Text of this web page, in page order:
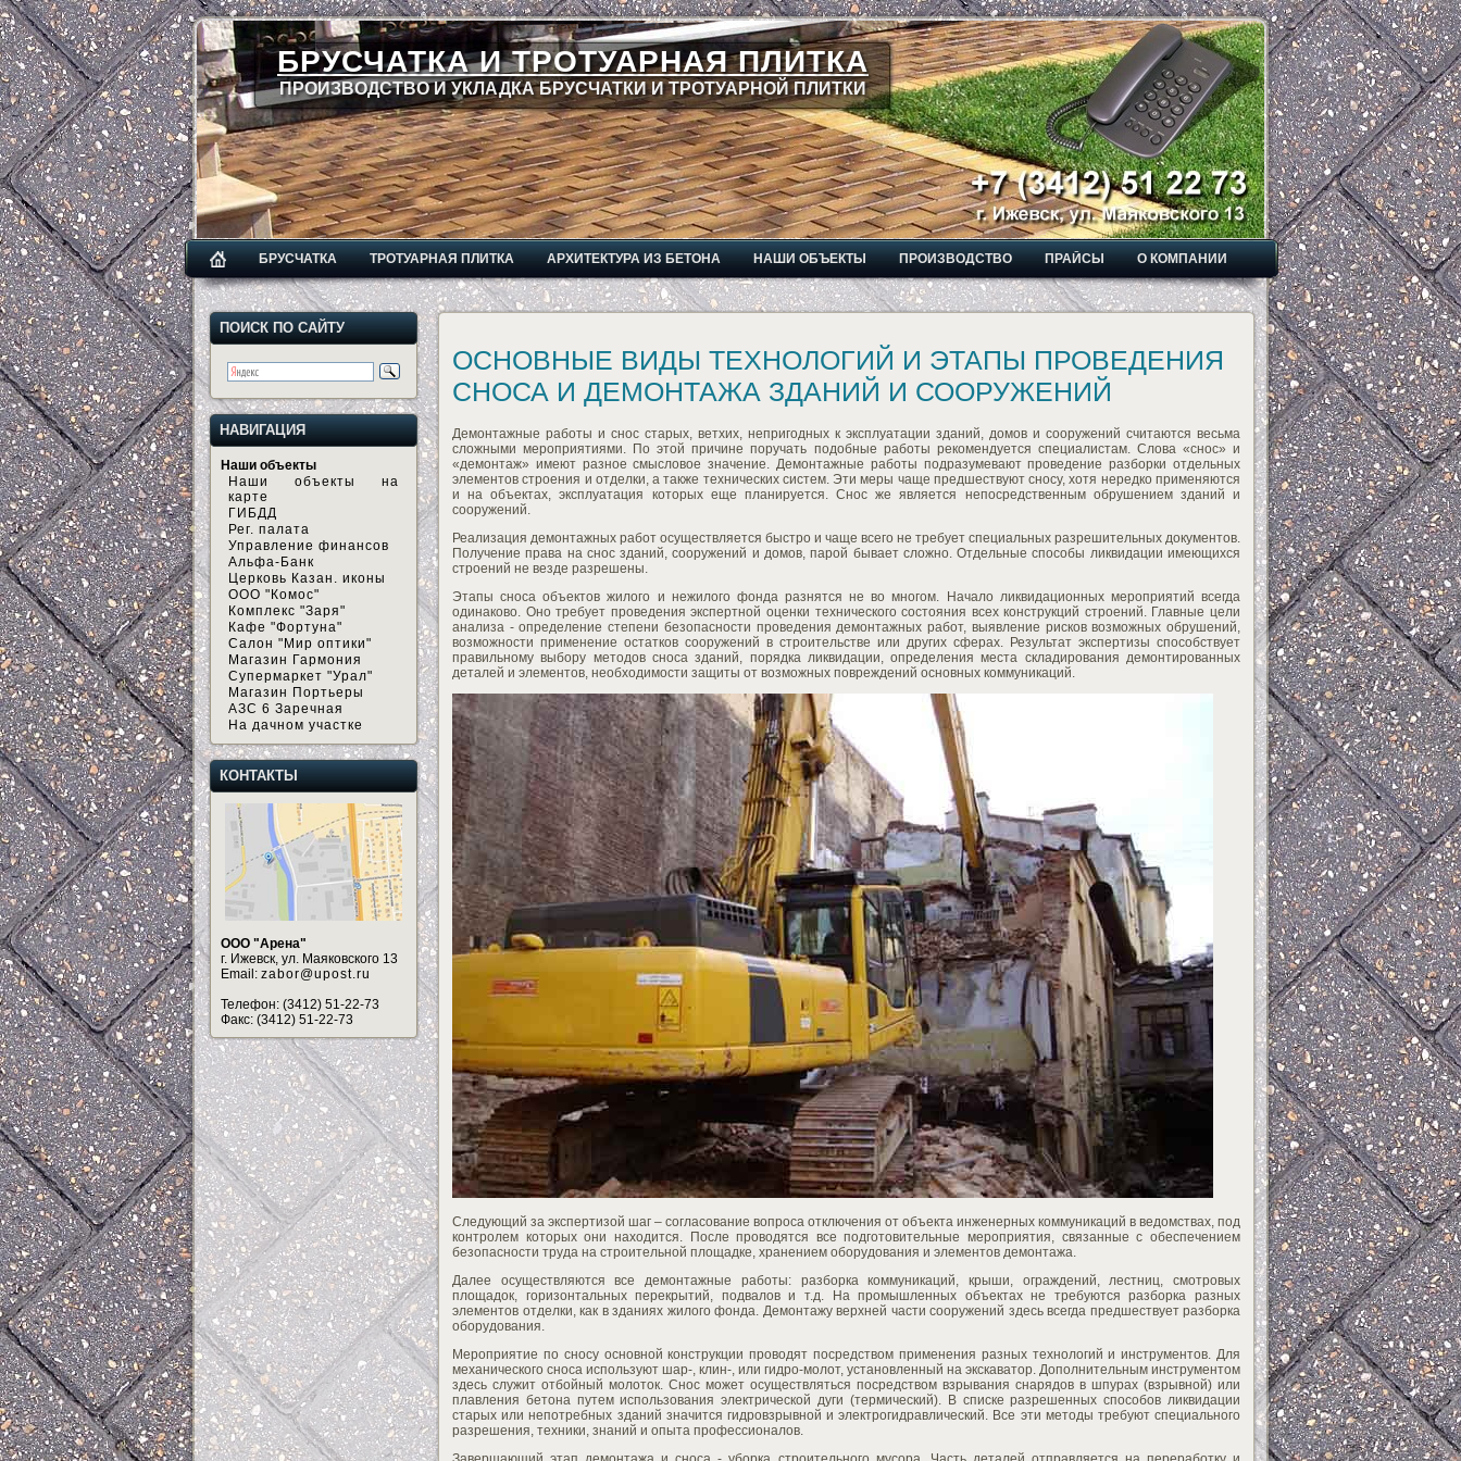
БРУСЧАТКА И ТРОТУАРНАЯ ПЛИТКА
ПРОИЗВОДСТВО И УКЛАДКА БРУСЧАТКИ И ТРОТУАРНОЙ ПЛИТКИ
БРУСЧАТКА ТРОТУАРНАЯ ПЛИТКА АРХИТЕКТУРА ИЗ БЕТОНА НАШИ ОБЪЕКТЫ ПРОИЗВОДСТВО ПРАЙСЫ О КОМПАНИИ
ПОИСК ПО САЙТУ
НАВИГАЦИЯ
Наши объекты
Наши объекты на
карте
ГИБДД
Рег. палата
Управление финансов
Альфа-Банк
Церковь Казан. иконы
ООО "Комос"
Комплекс "Заря"
Кафе "Фортуна"
Салон "Мир оптики"
Магазин Гармония
Супермаркет "Урал"
Магазин Портьеры
АЗС 6 Заречная
На дачном участке
КОНТАКТЫ
ООО "Арена"
г. Ижевск, ул. Маяковского 13
Email: zabor@upost.ru
Телефон: (3412) 51-22-73
Факс: (3412) 51-22-73
ОСНОВНЫЕ ВИДЫ ТЕХНОЛОГИЙ И ЭТАПЫ ПРОВЕДЕНИЯ
СНОСА И ДЕМОНТАЖА ЗДАНИЙ И СООРУЖЕНИЙ
Демонтажные работы и снос старых, ветхих, непригодных к эксплуатации зданий, домов и сооружений считаются весьма
сложными мероприятиями. По этой причине поручать подобные работы рекомендуется специалистам. Слова «снос» и
«демонтаж» имеют разное смысловое значение. Демонтажные работы подразумевают проведение разборки отдельных
элементов строения и отделки, а также технических систем. Эти меры чаще предшествуют сносу, хотя нередко применяются
и на объектах, эксплуатация которых еще планируется. Снос же является непосредственным обрушением зданий и
сооружений.
Реализация демонтажных работ осуществляется быстро и чаще всего не требует специальных разрешительных документов.
Получение права на снос зданий, сооружений и домов, парой бывает сложно. Отдельные способы ликвидации имеющихся
строений не везде разрешены.
Этапы сноса объектов жилого и нежилого фонда разнятся не во многом. Начало ликвидационных мероприятий всегда
одинаково. Оно требует проведения экспертной оценки технического состояния всех конструкций строений. Главные цели
анализа - определение степени безопасности проведения демонтажных работ, выявление рисков возможных обрушений,
возможности применение остатков сооружений в строительстве или других сферах. Результат экспертизы способствует
правильному выбору методов сноса зданий, порядка ликвидации, определения места складирования демонтированных
деталей и элементов, необходимости защиты от возможных повреждений основных коммуникаций.
Следующий за экспертизой шаг – согласование вопроса отключения от объекта инженерных коммуникаций в ведомствах, под
контролем которых они находится. После проводятся все подготовительные мероприятия, связанные с обеспечением
безопасности труда на строительной площадке, хранением оборудования и элементов демонтажа.
Далее осуществляются все демонтажные работы: разборка коммуникаций, крыши, ограждений, лестниц, смотровых
площадок, горизонтальных перекрытий, подвалов и т.д. На промышленных объектах не требуются разборка разных
элементов отделки, как в зданиях жилого фонда. Демонтажу верхней части сооружений здесь всегда предшествует разборка
оборудования.
Мероприятие по сносу основной конструкции проводят посредством применения разных технологий и инструментов. Для
механического сноса используют шар-, клин-, или гидро-молот, установленный на экскаватор. Дополнительным инструментом
здесь служит отбойный молоток. Снос может осуществляться посредством взрывания снарядов в шпурах (взрывной) или
плавления бетона путем использования электрической дуги (термический). В списке разрешенных способов ликвидации
старых или непотребных зданий значится гидровзрывной и электрогидравлический. Все эти методы требуют специального
разрешения, техники, знаний и опыта профессионалов.